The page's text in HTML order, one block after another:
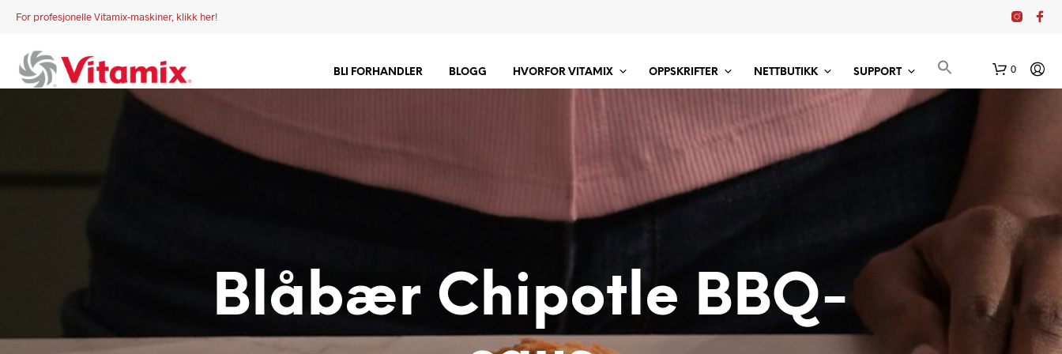
For profesjonelle Vitamix-maskiner, klikk her!
BLI FORHANDLER BLOGG HVORFOR VITAMIX OPPSKRIFTER NETTBUTIKK SUPPORT 0
Blåbær Chipotle BBQ-